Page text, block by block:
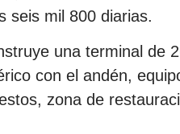
seis mil 800 diarias.
una terminal de
con el andén,
zona de